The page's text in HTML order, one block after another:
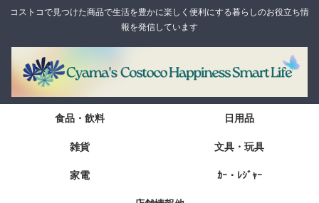
コストコで見つけた商品で生活を豊かに楽しく便利にする暮らしのお役立ち情
報を発信しています
食品・飲料 日用品
雑貨 文具・玩具
家電 ｶｰ・ﾚｼﾞｬｰ